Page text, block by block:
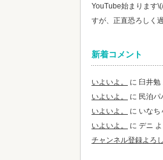
YouTube始まります
すが、正直恐ろしく
新着コメント
いよいよ。 に 臼井勉
いよいよ。
に 民泊パ
いよいよ。
に いなち
いよいよ。
に デニ
チャンネル登録よろ